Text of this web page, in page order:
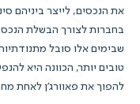
את הנכסים, לייצר ביניהם
בחברות לצורך הבשלת
שבימים אלו סובל
טובים יותר, הכוונה היא
להפוך את פאוורג'ן לאחת